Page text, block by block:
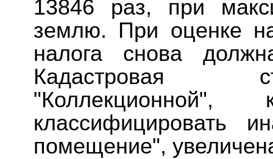
13846 раз, при
землю. При оценке
налога снова
Кадастровая
классифицировать
помещение",